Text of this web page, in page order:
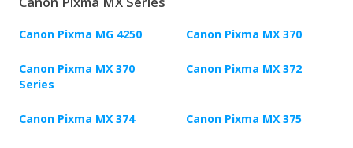
Canon Pixma MG 4250 Canon Pixma MX 370
Canon Pixma MX 370
Series
Canon Pixma MX 372
Canon Pixma MX 374 Canon Pixma MX 375